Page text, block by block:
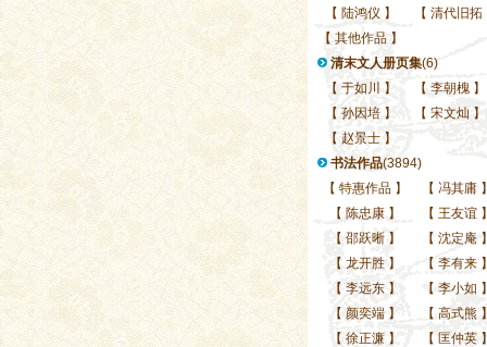
【 陆鸿仪 】 【 清代旧拓
【 其他作品 】
清末文人册页集(6)
【 于如川 】 【 李朝槐 】
【 孙因培 】 【 宋文灿 】
【 赵景士 】
书法作品(3894)
【 特惠作品】 【 冯其庸 】
【 陈忠康】 【 王友谊 】
【 邵跃晰】 【 沈定庵 】
【 龙开胜】 【 李有来 】
【 李远东】 【 李小如 】
【 颜奕端】 【 高式熊 】
【 徐正濂】 【 匡仲英 】